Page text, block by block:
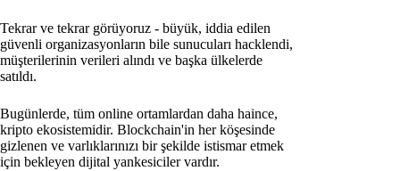
Tekrar ve tekrar görüyoruz - büyük, iddia edilen
güvenli organizasyonların bile sunucuları hacklendi,
müşterilerinin verileri alındı ve başka ülkelerde
satıldı.
Bugünlerde, tüm online ortamlardan daha haince,
kripto ekosistemidir. Blockchain'in her köşesinde
gizlenen ve varlıklarınızı bir şekilde istismar etmek
için bekleyen dijital yankesiciler vardır.